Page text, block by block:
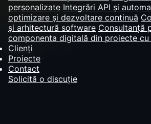
personalizate Integrări API și
optimizare și dezvoltare continuă
și arhitectură software Consultanță
componenta digitală din proiecte
Clienți
Proiecte
Contact
Solicită o discuție